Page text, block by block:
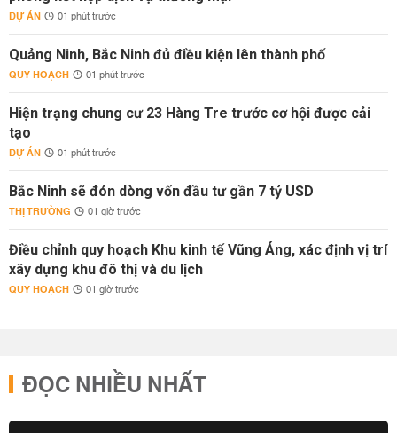
DỰ ÁN 01 phút trước
Quảng Ninh, Bắc Ninh đủ điều kiện lên thành phố
QUY HOẠCH 01 phút trước
Hiện trạng chung cư 23 Hàng Tre trước cơ hội được cải
tạo
DỰ ÁN 01 phút trước
Bắc Ninh sẽ đón dòng vốn đầu tư gần 7 tỷ USD
THỊ TRƯỜNG 01 giờ trước
Điều chỉnh quy hoạch Khu kinh tế Vũng Áng, xác định vị trí
xây dựng khu đô thị và du lịch
QUY HOẠCH 01 giờ trước
ĐỌC NHIỀU NHẤT